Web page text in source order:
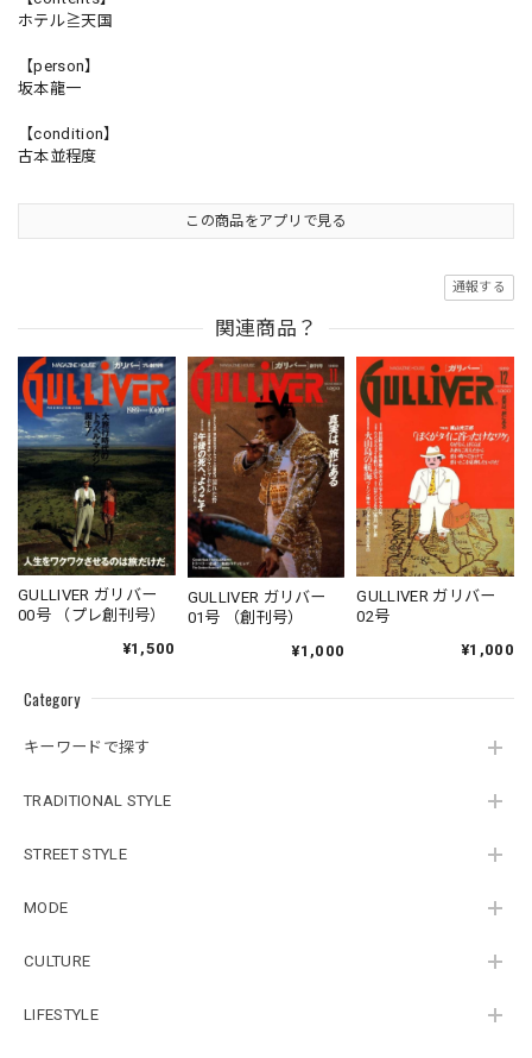
Category
キーワードで探す
TRADITIONAL STYLE
STREET STYLE
MODE
CULTURE
LIFESTYLE
ホテル≧天国
【person】
坂本龍一
【condition】
古本並程度
この商品をアプリで見る
通報する
関連商品？
GULLIVER ガリバー
00号 （プレ創刊号）
¥1,500
GULLIVER ガリバー
01号 （創刊号）
¥1,000
GULLIVER ガリバー
02号
¥1,000